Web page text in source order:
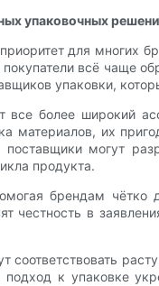
упаковочных
для многих
всё чаще
упаковки,
более широкий
материалов, их
могут
продукта.
брендам чётко
в
подход к упаковке